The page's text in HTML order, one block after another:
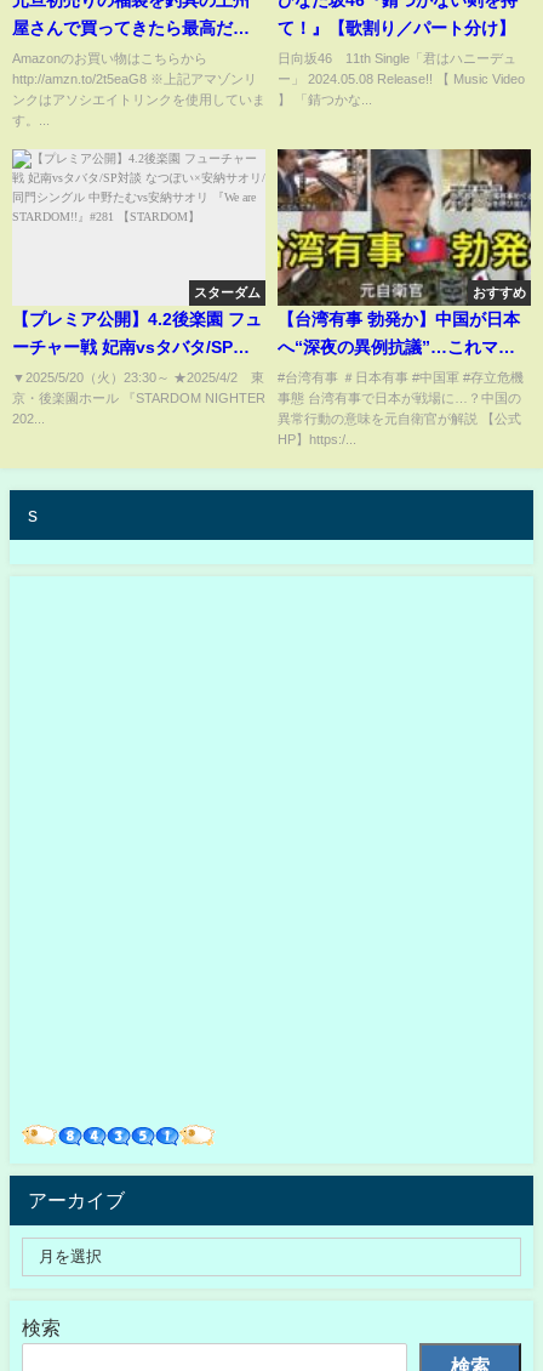
屋さんで買ってきたら最高だっ
た！
Amazonのお買い物はこちらから
http://amzn.to/2t5eaG8 ※上記アマゾンリ
ンクはアソシエイトリンクを使用していま
す。...
て！』【歌割り／パート分け】
日向坂46 11th Single「君はハニーデュ
ー」 2024.05.08 Release!! 【 Music Video
】 「錆つかな...
スターダム
【プレミア公開】4.2後楽園 フュ
ーチャー戦 妃南vsタバタ/SP対
談 なつぽい×安納サオリ/同門シ
ングル 中野たむvs安納サオリ
▼2025/5/20（火）23:30​​​​​​​​​​～ ★2025/4/2 東
京・後楽園ホール 『STARDOM NIGHTER
202...
おすすめ
【台湾有事 勃発か】中国が日本
へ“深夜の異例抗議”…これマジ
でヤバい【元自衛官】台湾有事
カウントダウン開始、日本つい
に巻き込まれる！？深夜の呼び
#台湾有事 ＃日本有事 #中国軍 #存立危機
事態 台湾有事で日本が戦場に…？中国の
異常行動の意味を元自衛官が解説 【公式
HP】https:/...
s
アーカイブ
検索